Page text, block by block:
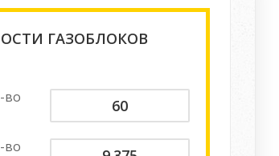
ГАЗОБЛОКОВ
во
во